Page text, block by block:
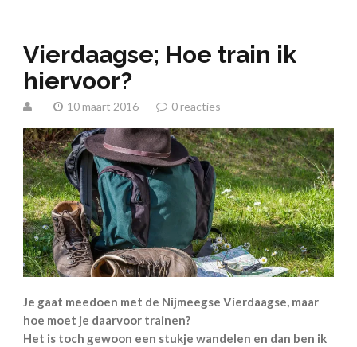
Vierdaagse; Hoe train ik
hiervoor?
10 maart 2016 0 reacties
Je gaat meedoen met de Nijmeegse Vierdaagse, maar
hoe moet je daarvoor trainen?
Het is toch gewoon een stukje wandelen en dan ben ik